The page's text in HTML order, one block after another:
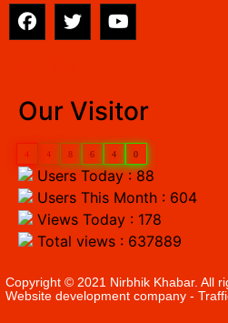
Our Visitor
4 4 8 6 4 0
Users Today : 88
Users This Month : 604
Views Today : 178
Total views : 637889
Copyright © 2021 Nirbhik Khabar. All
Website development company -